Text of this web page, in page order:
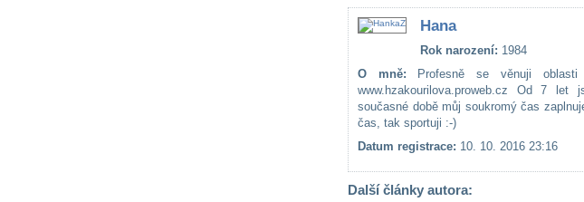
Hana
Rok narození: 1984
O mně: Profesně se věnuji oblasti
www.hzakourilova.proweb.cz Od 7
současné době můj soukromý čas
čas, tak sportuji :-)
Datum registrace: 10. 10. 2016 23:16
Další články autora: